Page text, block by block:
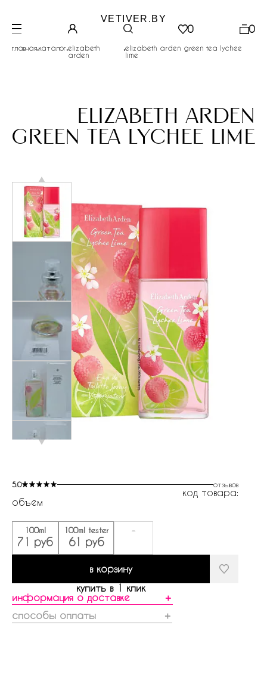
VETIVER.BY
0 0
главная.каталог.elizabeth
arden
.elizabeth arden green tea lychee
lime
elizabeth arden
green tea lychee lime
5.0 отзывов
код товара:
объем
100ml
71 руб
100ml tester
61 руб
-
в корзину
купить в 1 клик
информация о доставке
＋
способы оплаты
＋